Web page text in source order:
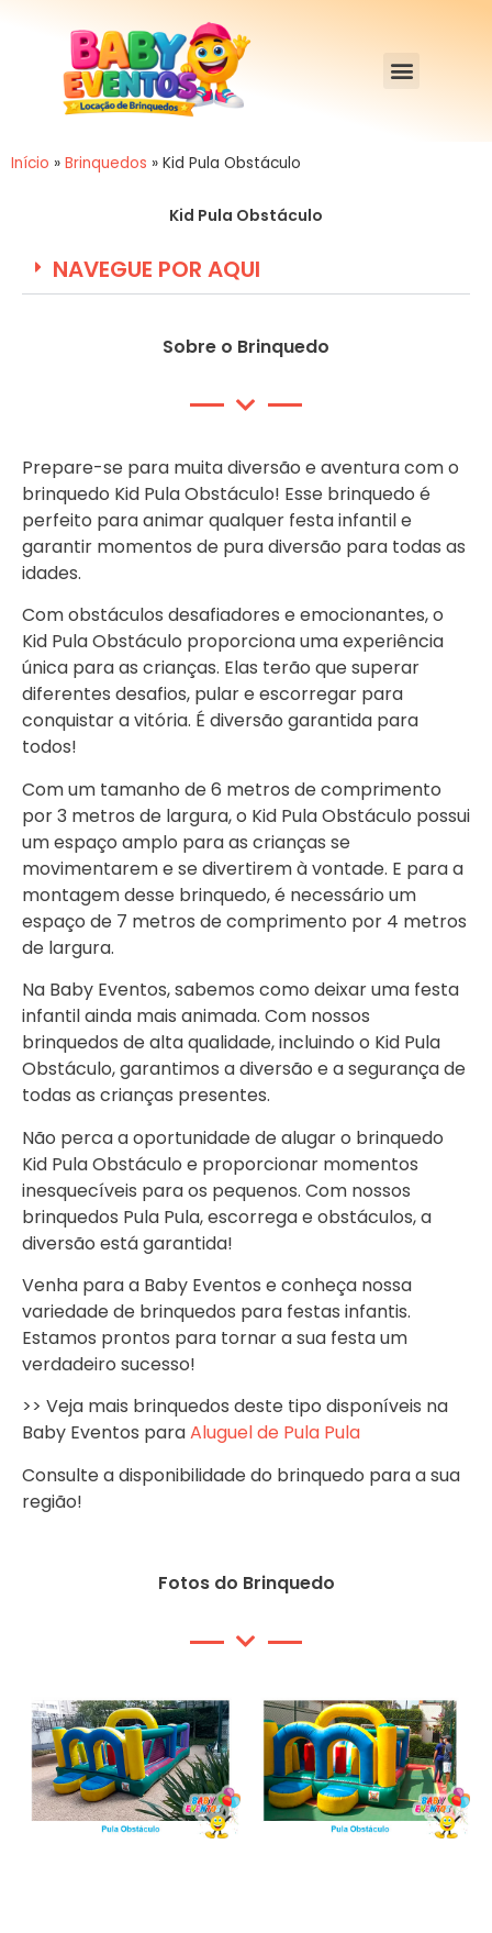
Início » Brinquedos » Kid Pula Obstáculo
Kid Pula Obstáculo
NAVEGUE POR AQUI
Sobre o Brinquedo
Prepare-se para muita diversão e aventura com o
brinquedo Kid Pula Obstáculo! Esse brinquedo é
perfeito para animar qualquer festa infantil e
garantir momentos de pura diversão para todas as
idades.
Com obstáculos desafiadores e emocionantes, o
Kid Pula Obstáculo proporciona uma experiência
única para as crianças. Elas terão que superar
diferentes desafios, pular e escorregar para
conquistar a vitória. É diversão garantida para
todos!
Com um tamanho de 6 metros de comprimento
por 3 metros de largura, o Kid Pula Obstáculo possui
um espaço amplo para as crianças se
movimentarem e se divertirem à vontade. E para a
montagem desse brinquedo, é necessário um
espaço de 7 metros de comprimento por 4 metros
de largura.
Na Baby Eventos, sabemos como deixar uma festa
infantil ainda mais animada. Com nossos
brinquedos de alta qualidade, incluindo o Kid Pula
Obstáculo, garantimos a diversão e a segurança de
todas as crianças presentes.
Não perca a oportunidade de alugar o brinquedo
Kid Pula Obstáculo e proporcionar momentos
inesquecíveis para os pequenos. Com nossos
brinquedos Pula Pula, escorrega e obstáculos, a
diversão está garantida!
Venha para a Baby Eventos e conheça nossa
variedade de brinquedos para festas infantis.
Estamos prontos para tornar a sua festa um
verdadeiro sucesso!
>> Veja mais brinquedos deste tipo disponíveis na
Baby Eventos paraAluguel de Pula Pula
Consulte a disponibilidade do brinquedo para a sua
região!
Fotos do Brinquedo